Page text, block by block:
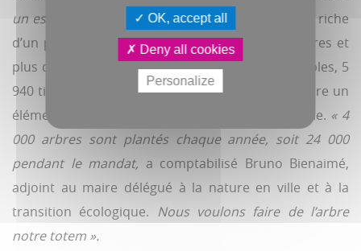
un espace public », a rappelé Brigitte Fouré. Déjà riche
d’un patrimoine comprenant plus de 42 000 arbres et
plus de 400 espèces (parmi lesquelles 7 226 érables, 5
940 tilleuls et 3 237 prunus), la Ville a fait de l'arbre un
élément central de sa politique environnementale. « 4
000 arbres sont plantés chaque année, soit 24 000
pendant le mandat, a comptabilisé Bruno Bienaimé,
adjoint au maire délégué à la nature en ville et à la
transition écologique. Nous voulons faire de l’arbre
notre totem ».
OK, accept all
Deny all cookies
Personalize